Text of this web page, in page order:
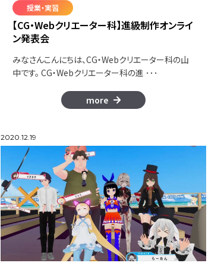
授業・実習
【CG・Webクリエーター科】進級制作オンライ
ン発表会
みなさんこんにちは、CG・Webクリエーター科の山
中です。 CG・Webクリエーター科の進 ･･･
more
2020.12.19